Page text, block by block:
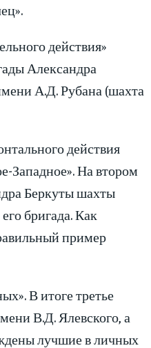
действия»
Александра
А.Д. Рубана (шахта
действия
Западное». На втором
Беркуты шахты
бригада. Как
пример
В итоге третье
В.Д. Ялевского, а
лучшие в личных